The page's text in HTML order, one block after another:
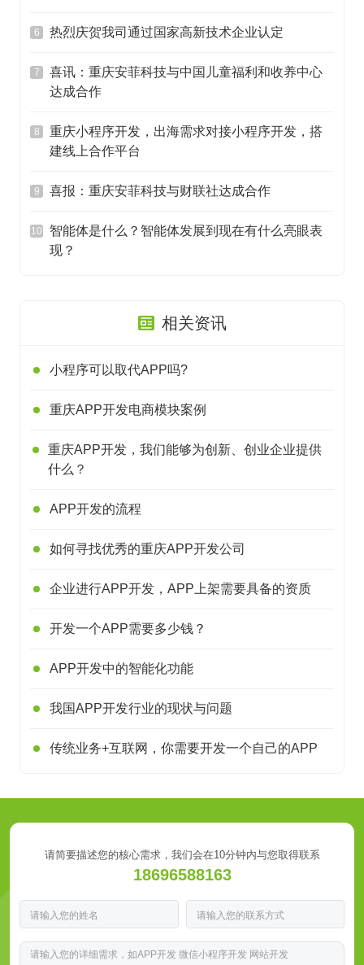
6 热烈庆贺我司通过国家高新技术企业认定
7
喜讯：重庆安菲科技与中国儿童福利和收养中心
达成合作
8
重庆小程序开发，出海需求对接小程序开发，搭
建线上合作平台
9 喜报：重庆安菲科技与财联社达成合作
10
智能体是什么？智能体发展到现在有什么亮眼表
现？
相关资讯
小程序可以取代APP吗?
重庆APP开发电商模块案例
重庆APP开发，我们能够为创新、创业企业提供
什么？
APP开发的流程
如何寻找优秀的重庆APP开发公司
企业进行APP开发，APP上架需要具备的资质
开发一个APP需要多少钱？
APP开发中的智能化功能
我国APP开发行业的现状与问题
传统业务+互联网，你需要开发一个自己的APP
请简要描述您的核心需求，我们会在10分钟内与您取得联系
18696588163